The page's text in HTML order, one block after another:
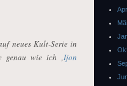
neues Kult-Serie in
genau wie ich ‚Ijon